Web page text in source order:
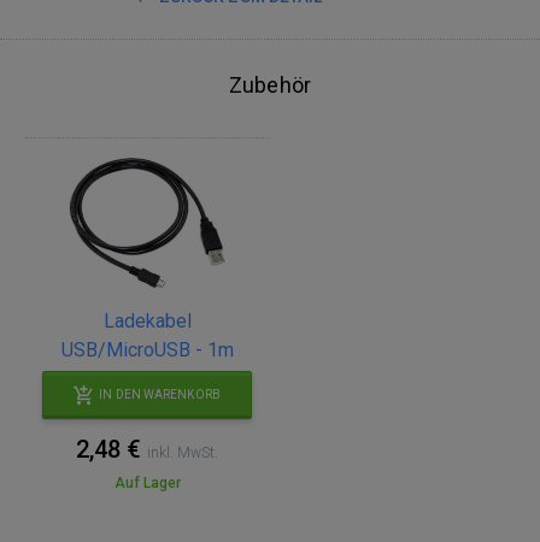
Zubehör
Ladekabel
USB/MicroUSB - 1m
IN DEN WARENKORB
2,48 € inkl. MwSt.
Auf Lager